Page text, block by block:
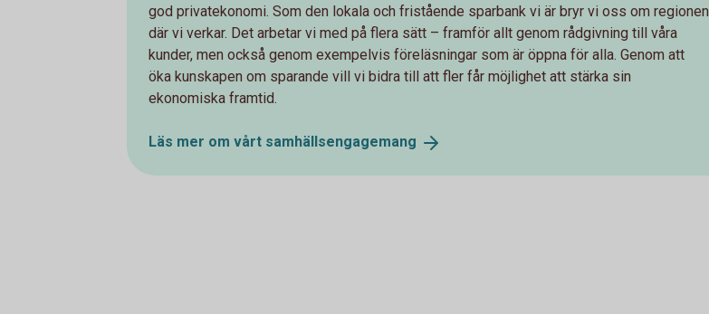
god privatekonomi. Som den lokala och fristående sparbank vi är bryr vi oss om regionen
där vi verkar. Det arbetar vi med på flera sätt – framför allt genom rådgivning till våra
kunder, men också genom exempelvis föreläsningar som är öppna för alla. Genom att
öka kunskapen om sparande vill vi bidra till att fler får möjlighet att stärka sin
ekonomiska framtid.
Läs mer om vårt samhällsengagemang